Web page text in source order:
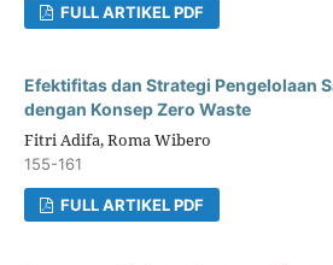
FULL ARTIKEL PDF
Efektifitas dan Strategi Pengelolaan
dengan Konsep Zero Waste
Fitri Adifa, Roma Wibero
155-161
FULL ARTIKEL PDF